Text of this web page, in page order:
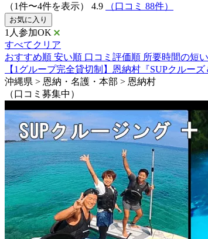
（1件〜4件を表示）
4.9 （口コミ 88件）
お気に入り
1人参加OK
すべてクリア
おすすめ順 安い順 口コミ評価順 所要時間の短
【1グループ完全貸切制】恩納村『SUPクルー
沖縄県 > 恩納・名護・本部 > 恩納村
（口コミ募集中）